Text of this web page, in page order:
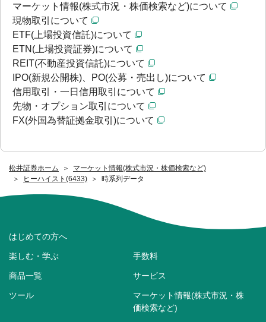
松井証券ホーム
マーケット情報(株式市況・株価検索など)
ヒーハイスト(6433)
時系列データ
マーケット情報(株式市況・株価検索など)について
現物取引について
ETF(上場投資信託)について
ETN(上場投資証券)について
REIT(不動産投資信託)について
IPO(新規公開株)、PO(公募・売出し)について
信用取引・一日信用取引について
先物・オプション取引について
FX(外国為替証拠金取引)について
はじめての方へ
楽しむ・学ぶ 手数料
商品一覧 サービス
ツール
マーケット情報(株式市況・株
価検索など)